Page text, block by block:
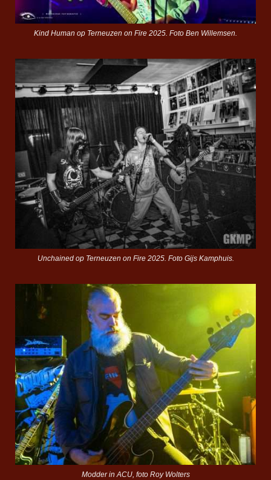
Kind Human op Terneuzen on Fire 2025. Foto Ben Willemsen.
Unchained op Terneuzen on Fire 2025. Foto Gijs Kamphuis.
Modder in ACU, foto Roy Wolters